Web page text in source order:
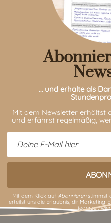
… und erhalte als
Mit dem Newsletter erhältst
und erfährst regelmäßig,
Mit dem Klick auf Abonnierenstimmst
erteilst uns die Erlaubnis, dir Marketing-
jederzeit